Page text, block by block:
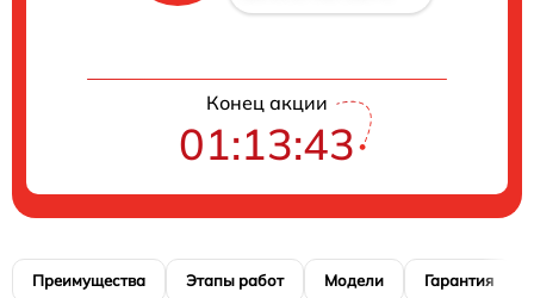
Конец акции
01:13:42
Преимущества Этапы работ Модели Гарантия